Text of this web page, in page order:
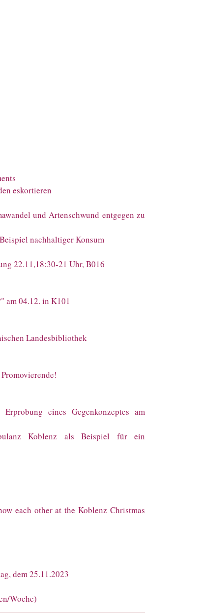
eskortieren
und Artenschwund entgegen zu
nachhaltiger Konsum
22.11,18:30-21 Uhr, B016
am 04.12. in K101
Landesbibliothek
eines Gegenkonzeptes am
Koblenz als Beispiel für ein
each other at the Koblenz Christmas
dem 25.11.2023
Woche)